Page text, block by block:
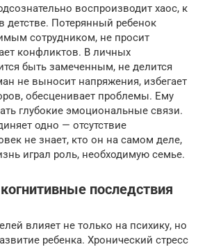
воспроизводит хаос, к
детстве. Потерянный ребенок
сотрудником, не просит
конфликтов. В личных
быть замеченным, не делится
не выносит напряжения, избегает
обесценивает проблемы. Ему
глубокие эмоциональные связи.
одно — отсутствие
не знает, кто он на самом деле,
играл роль, необходимую семье.
последствия
влияет не только на психику, но
ребенка. Хронический стресс